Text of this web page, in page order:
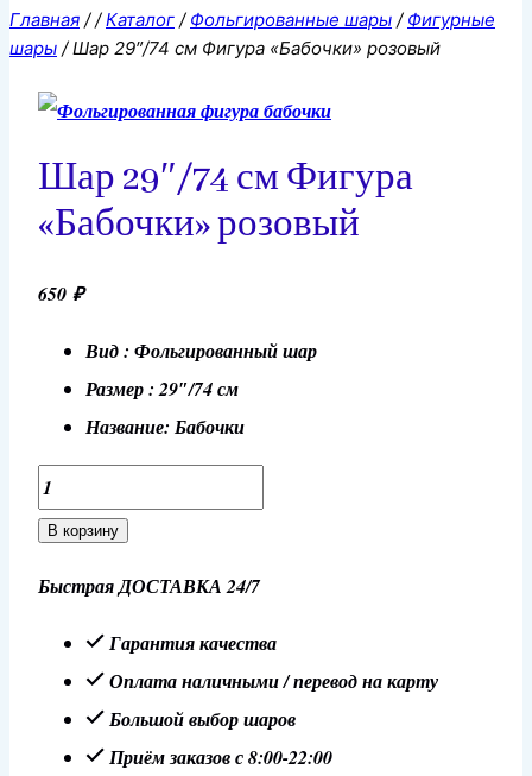
Главная / / Каталог / Фольгированные шары / Фигурные
шары / Шар 29″/74 см Фигура «Бабочки» розовый
Шар 29″/74 см Фигура
«Бабочки» розовый
650 ₽
Вид : Фольгированный шар
Размер : 29″/74 см
Название: Бабочки
Количество
товара
29"/74
Фигура
"Бабочки"
розовый
В корзину
Быстрая ДОСТАВКА 24/7
Гарантия качества
Оплата наличными / перевод на карту
Большой выбор шаров
Приём заказов с 8:00-22:00